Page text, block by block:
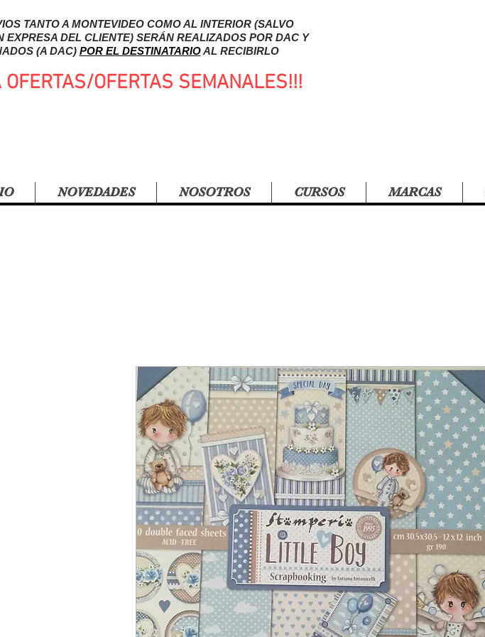
TANTO A MONTEVIDEO COMO AL INTERIOR (SALVO
EXPRESA DEL CLIENTE) SERÁN REALIZADOS POR DAC Y
(A DAC) POR EL DESTINATARIOAL RECIBIRLO
OFERTAS/OFERTAS SEMANALES!!!
NOVEDADES NOSOTROS CURSOS MARCAS